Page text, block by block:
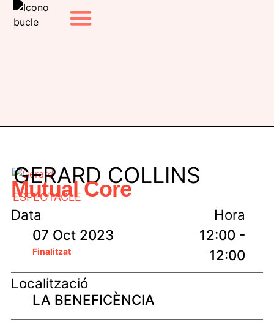
GERARD COLLINS
Mutual Core
ESPECTACLE
Data
07 Oct 2023
Finalitzat
Hora
12:00 -
12:00
Localització
LA BENEFICÈNCIA